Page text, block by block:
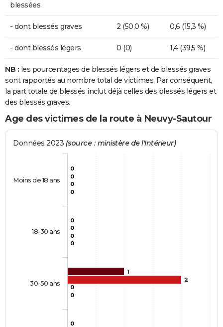
blessées
- dont blessés graves 2 (50,0 %) 0,6 (15,3 %)
- dont blessés légers 0 (0) 1,4 (39,5 %)
NB : les pourcentages de blessés légers et de blessés graves
sont rapportés au nombre total de victimes. Par conséquent,
la part totale de blessés inclut déjà celles des blessés légers et
des blessés graves.
Age des victimes de la route à Neuvy-Sautour
Données 2023 (source : ministère de l'Intérieur)
0
0
1
0
0
0
2
0
0
0
0
0
0
Moins de 18 ans
18-30 ans
30-50 ans